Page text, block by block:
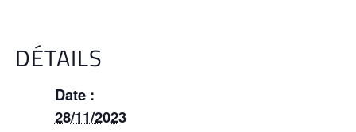
DÉTAILS
Date :
28/11/2023